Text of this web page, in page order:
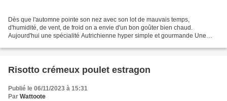
Dès que l'automne pointe son nez avec son lot de mauvais temps,
d'humidité, de vent, de froid on a envie d'un bon goûter bien chaud.
Aujourd'hui une spécialité Autrichienne hyper simple et gourmande Une
Risotto crémeux poulet estragon
Publié le 06/11/2023 à 15:31
Par Wattoote